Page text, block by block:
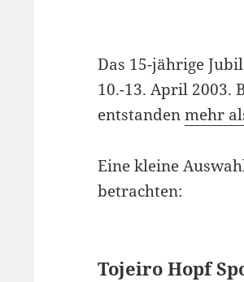
Das 15-jährige
10.-13. April 2003.
entstandenmehr
Eine kleine
betrachten:
Tojeiro Hopf